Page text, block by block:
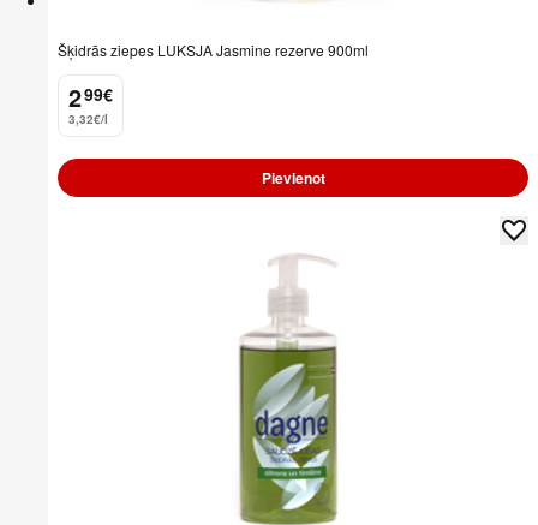
Šķidrās ziepes LUKSJA Jasmine rezerve 900ml
2
. 99€
3,32€/l
Pievienot